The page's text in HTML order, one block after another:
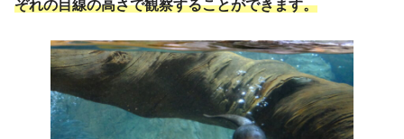
ぞれの目線の高さで観察することができます。